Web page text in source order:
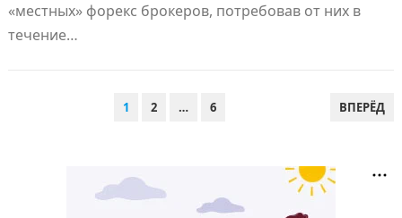
«местных» форекс брокеров, потребовав от них в
течение…
1 2 … 6 ВПЕРЁД